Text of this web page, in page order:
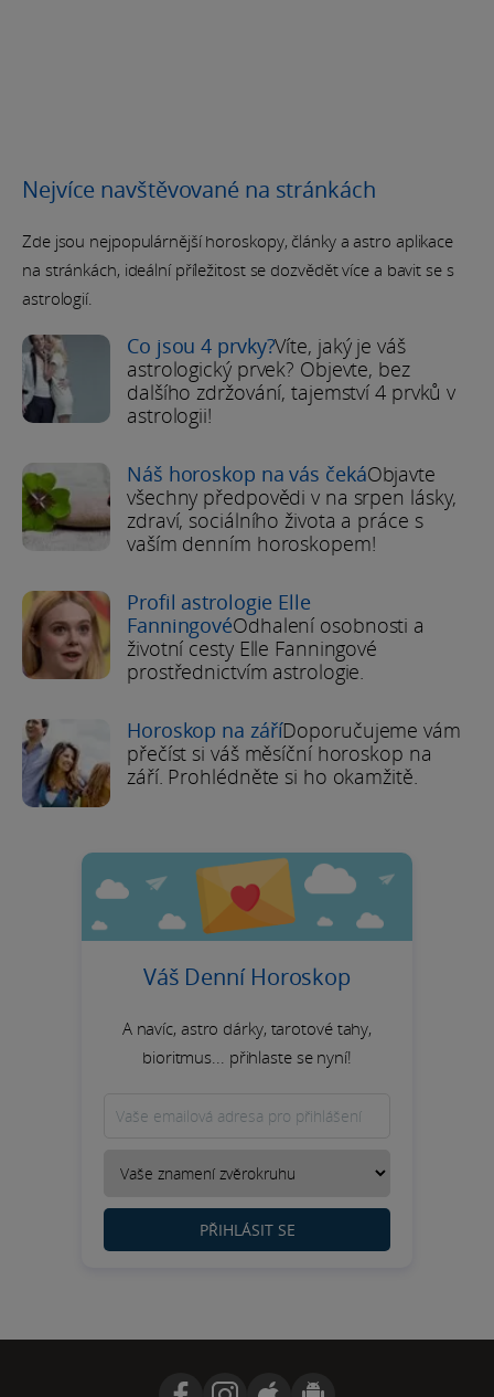
Nejvíce navštěvované na stránkách
Zde jsou nejpopulárnější horoskopy, články a astro aplikace
na stránkách, ideální příležitost se dozvědět více a bavit se s
astrologií.
Co jsou 4 prvky?Víte, jaký je váš
astrologický prvek? Objevte, bez
dalšího zdržování, tajemství 4 prvků v
astrologii!
Náš horoskop na vás čekáObjavte
všechny předpovědi v na srpen lásky,
zdraví, sociálního života a práce s
vaším denním horoskopem!
Profil astrologie Elle
FanningovéOdhalení osobnosti a
životní cesty Elle Fanningové
prostřednictvím astrologie.
Horoskop na záříDoporučujeme vám
přečíst si váš měsíční horoskop na
září. Prohlédněte si ho okamžitě.
Váš Denní Horoskop
A navíc, astro dárky, tarotové tahy,
bioritmus... přihlaste se nyní!
PŘIHLÁSIT SE